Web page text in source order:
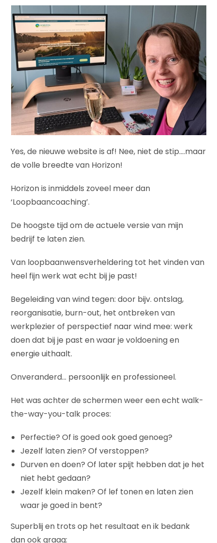
Yes, de nieuwe website is af! Nee, niet de stip….maar
de volle breedte van Horizon!
Horizon is inmiddels zoveel meer dan
‘Loopbaancoaching’.
De hoogste tijd om de actuele versie van mijn
bedrijf te laten zien.
Van loopbaanwensverheldering tot het vinden van
heel fijn werk wat echt bij je past!
Begeleiding van wind tegen: door bijv. ontslag,
reorganisatie, burn-out, het ontbreken van
werkplezier of perspectief naar wind mee: werk
doen dat bij je past en waar je voldoening en
energie uithaalt.
Onveranderd… persoonlijk en professioneel.
Het was achter de schermen weer een echt walk-
the-way-you-talk proces:
Perfectie? Of is goed ook goed genoeg?
Jezelf laten zien? Of verstoppen?
Durven en doen? Of later spijt hebben dat je het
niet hebt gedaan?
Jezelf klein maken? Of lef tonen en laten zien
waar je goed in bent?
Superblij en trots op het resultaat en ik bedank
dan ook graag: